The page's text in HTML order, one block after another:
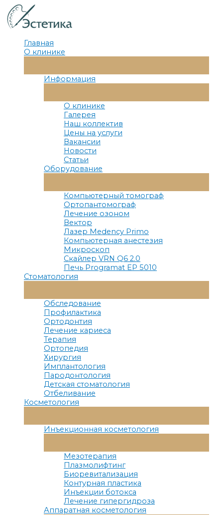
Перейти
к
содержимому
Главная
О клинике
Меню
Информация
Меню
О клинике
Галерея
Наш коллектив
Цены на услуги
Вакансии
Новости
Статьи
Оборудование
Меню
Компьютерный томограф
Ортопантомограф
Лечение озоном
Вектор
Лазер Medency Primo
Компьютерная анестезия
Микроскоп
Скайлер VRN Q6 2.0
Печь Programat EP 5010
Стоматология
Меню
Обследование
Профилактика
Ортодонтия
Лечение кариеса
Терапия
Ортопедия
Хирургия
Имплантология
Пародонтология
Детская стоматология
Отбеливание
Косметология
Меню
Инъекционная косметология
Меню
Мезотерапия
Плазмолифтинг
Биоревитализация
Контурная пластика
Инъекции ботокса
Лечение гипергидроза
Аппаратная косметология